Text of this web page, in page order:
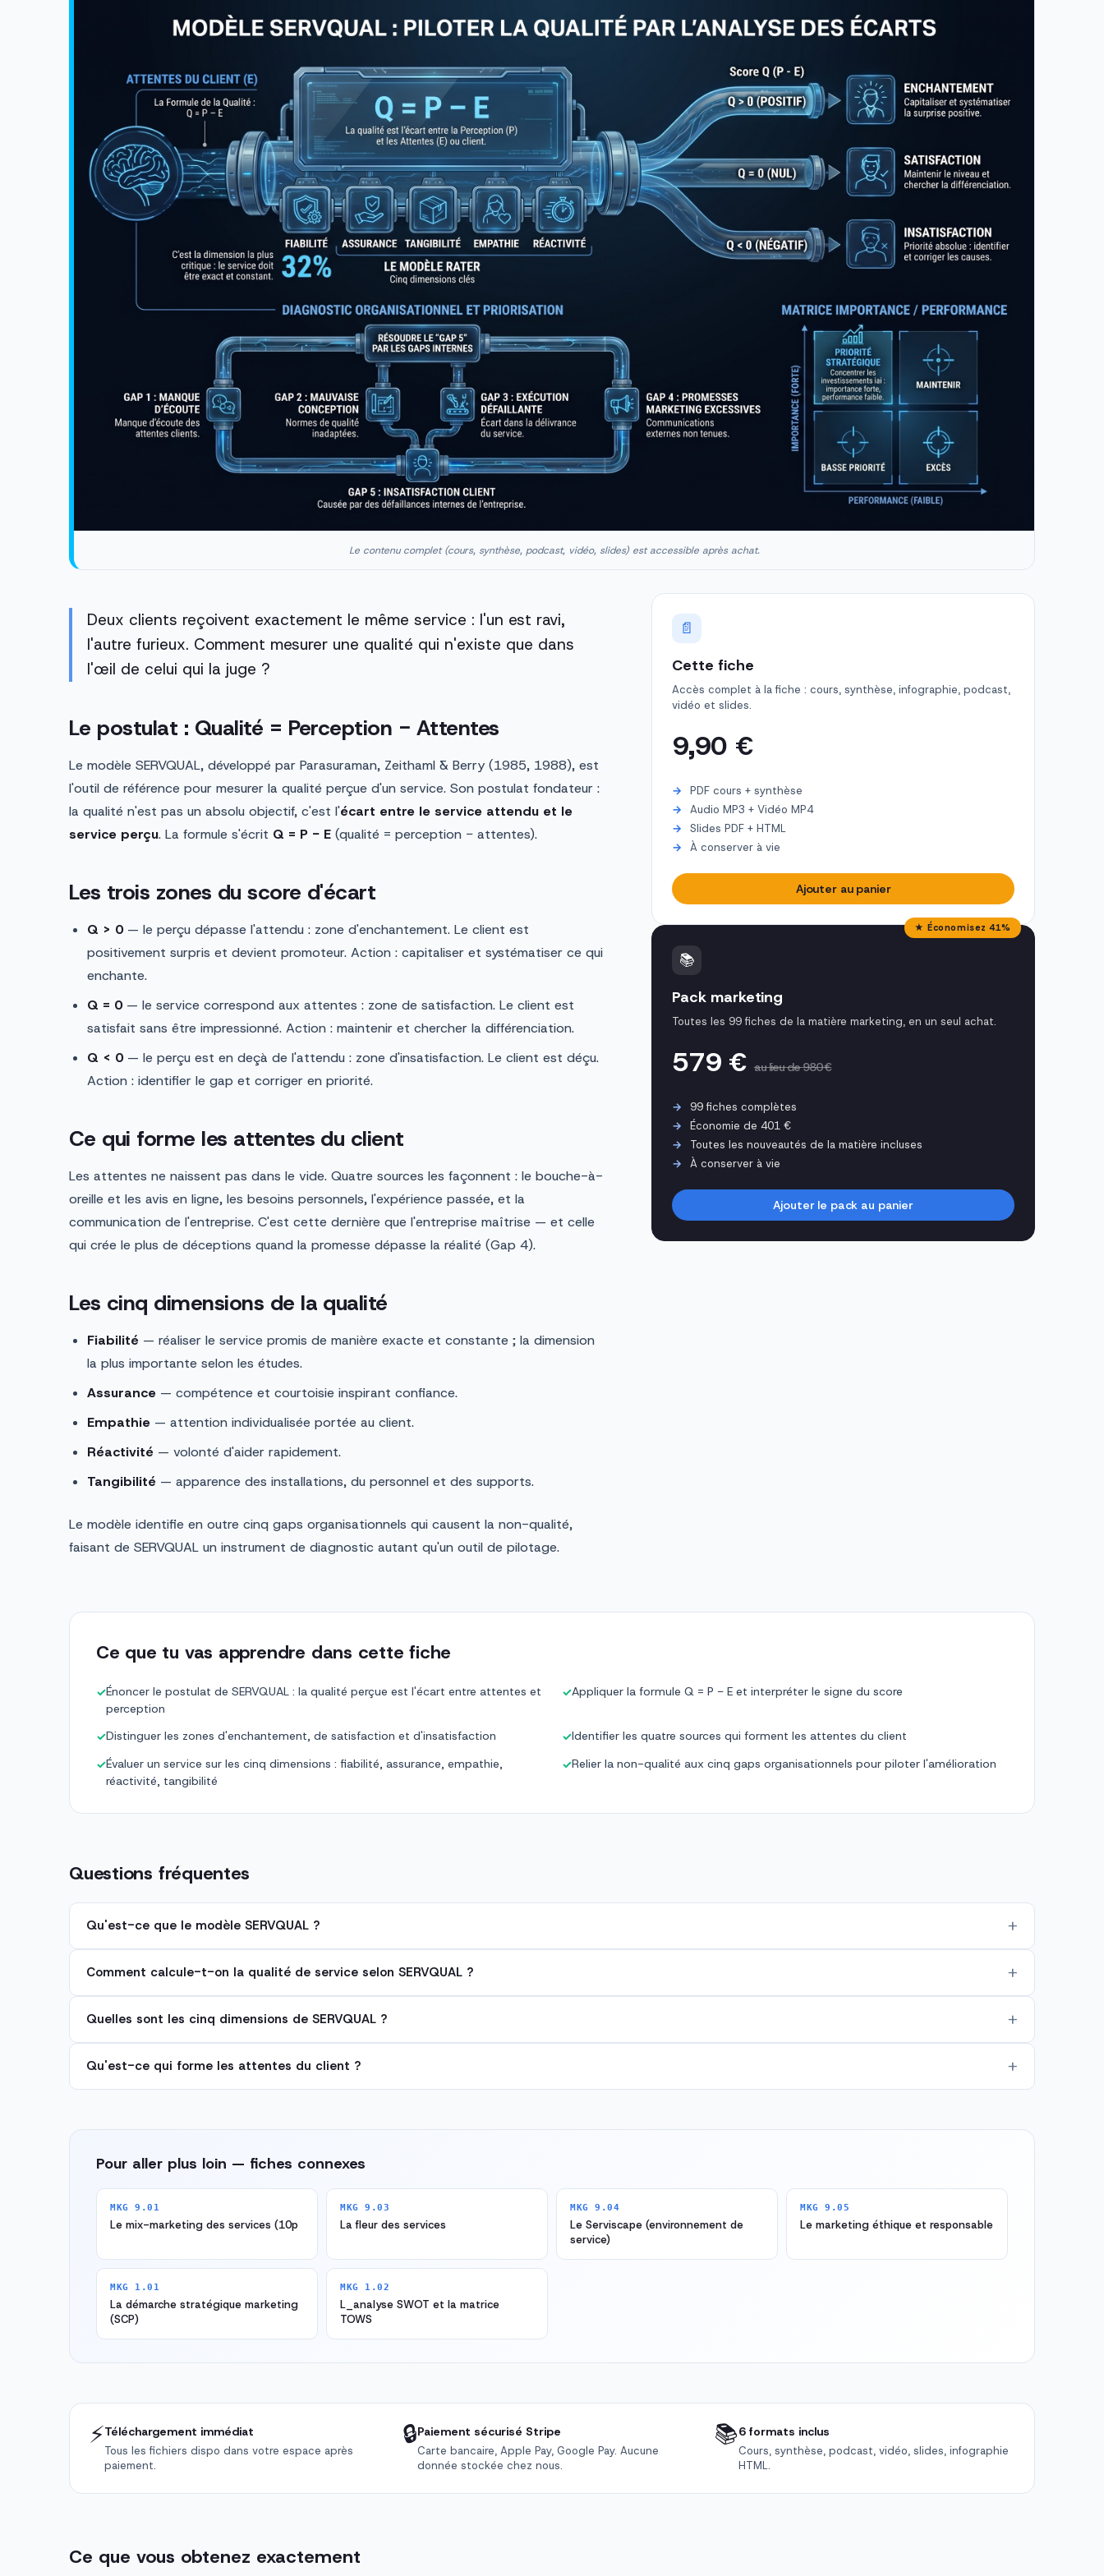
Le contenu complet (cours, synthèse, podcast, vidéo, slides) est accessible après achat.
Deux clients reçoivent exactement le même service : l'un est ravi,
l'autre furieux. Comment mesurer une qualité qui n'existe que dans
l'œil de celui qui la juge ?
Le postulat : Qualité = Perception − Attentes
Le modèle SERVQUAL, développé par Parasuraman, Zeithaml & Berry (1985, 1988), est
l'outil de référence pour mesurer la qualité perçue d'un service. Son postulat fondateur :
la qualité n'est pas un absolu objectif, c'est l'écart entre le service attendu et le
service perçu. La formule s'écrit Q = P − E (qualité = perception − attentes).
Les trois zones du score d'écart
Q > 0— le perçu dépasse l'attendu : zone d'enchantement. Le client est
positivement surpris et devient promoteur. Action : capitaliser et systématiser ce qui
enchante.
Q = 0— le service correspond aux attentes : zone de satisfaction. Le client est
satisfait sans être impressionné. Action : maintenir et chercher la différenciation.
Q < 0— le perçu est en deçà de l'attendu : zone d'insatisfaction. Le client est déçu.
Action : identifier le gap et corriger en priorité.
Ce qui forme les attentes du client
Les attentes ne naissent pas dans le vide. Quatre sources les façonnent : le bouche-à-
oreille et les avis en ligne, les besoins personnels, l'expérience passée, et la
communication de l'entreprise. C'est cette dernière que l'entreprise maîtrise — et celle
qui crée le plus de déceptions quand la promesse dépasse la réalité (Gap 4).
Les cinq dimensions de la qualité
Fiabilité — réaliser le service promis de manière exacte et constante ; la dimension
la plus importante selon les études.
Assurance — compétence et courtoisie inspirant confiance.
Empathie — attention individualisée portée au client.
Réactivité — volonté d'aider rapidement.
Tangibilité — apparence des installations, du personnel et des supports.
Le modèle identifie en outre cinq gaps organisationnels qui causent la non-qualité,
faisant de SERVQUAL un instrument de diagnostic autant qu'un outil de pilotage.
📄
Cette fiche
Accès complet à la fiche : cours, synthèse, infographie, podcast,
vidéo et slides.
9,90 €
PDF cours + synthèse
Audio MP3 + Vidéo MP4
Slides PDF + HTML
À conserver à vie
Ajouter au panier
★ Économisez 41%
📚
Pack marketing
Toutes les 99 fiches de la matière marketing, en un seul achat.
579 €au lieu de 980 €
99 fiches complètes
Économie de 401 €
Toutes les nouveautés de la matière incluses
À conserver à vie
Ajouter le pack au panier
Ce que tu vas apprendre dans cette fiche
✓Énoncer le postulat de SERVQUAL : la qualité perçue est l'écart entre attentes et
perception
✓Appliquer la formule Q = P − E et interpréter le signe du score
✓Distinguer les zones d'enchantement, de satisfaction et d'insatisfaction ✓Identifier les quatre sources qui forment les attentes du client
✓Évaluer un service sur les cinq dimensions : fiabilité, assurance, empathie,
réactivité, tangibilité
✓Relier la non-qualité aux cinq gaps organisationnels pour piloter l'amélioration
Questions fréquentes
Qu'est-ce que le modèle SERVQUAL ?
Comment calcule-t-on la qualité de service selon SERVQUAL ?
Quelles sont les cinq dimensions de SERVQUAL ?
Qu'est-ce qui forme les attentes du client ?
Pour aller plus loin — fiches connexes
MKG 9.01
Le mix-marketing des services (10p
MKG 9.03
La fleur des services
MKG 9.04
Le Serviscape (environnement de
service)
MKG 9.05
Le marketing éthique et responsable
MKG 1.01
La démarche stratégique marketing
(SCP)
MKG 1.02
L_analyse SWOT et la matrice
TOWS
⚡Téléchargement immédiat
Tous les fichiers dispo dans votre espace après
paiement.
🔒Paiement sécurisé Stripe
Carte bancaire, Apple Pay, Google Pay. Aucune
donnée stockée chez nous.
📚6 formats inclus
Cours, synthèse, podcast, vidéo, slides, infographie
HTML.
Ce que vous obtenez exactement